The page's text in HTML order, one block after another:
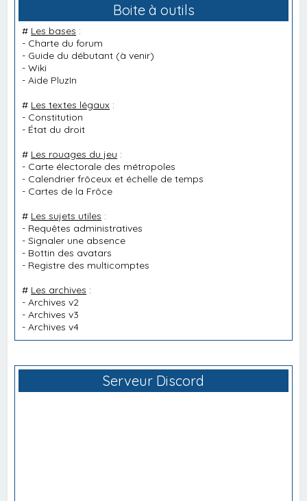
Boite à outils
# Les bases :
- Charte du forum
- Guide du débutant (à venir)
-Wiki
-Aide PluzIn
# Les textes légaux :
- Constitution
- État du droit
# Les rouages du jeu :
- Carte électorale des métropoles
- Calendrier frôceux et échelle de temps
- Cartes de la Frôce
# Les sujets utiles :
- Requêtes administratives
-Signaler une absence
- Bottin des avatars
- Registre des multicomptes
# Les archives :
-Archives v2
-Archives v3
-Archives v4
Serveur Discord